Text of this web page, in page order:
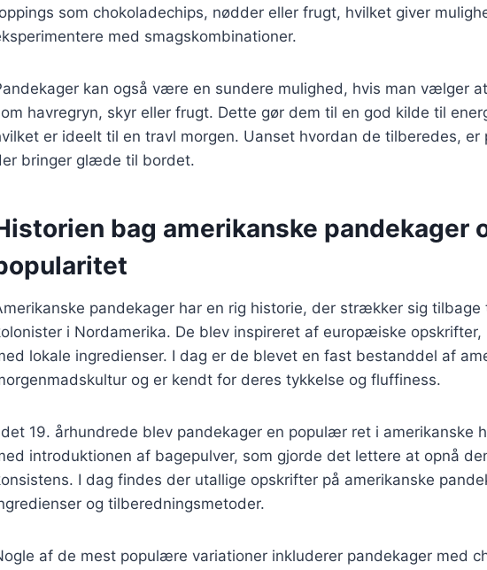
som chokoladechips, nødder eller frugt, hvilket giver
med smagskombinationer.
kan også være en sundere mulighed, hvis man vælger
havregryn, skyr eller frugt. Dette gør dem til en god kilde til
er ideelt til en travl morgen. Uanset hvordan de tilberedes, er
bringer glæde til bordet.
bag amerikanske pandekager
pandekager har en rig historie, der strækker sig tilbage
i Nordamerika. De blev inspireret af europæiske
lokale ingredienser. I dag er de blevet en fast bestanddel af
og er kendt for deres tykkelse og fluffiness.
19. århundrede blev pandekager en populær ret i amerikanske
introduktionen af bagepulver, som gjorde det lettere at opnå
I dag findes der utallige opskrifter på amerikanske
og tilberedningsmetoder.
af de mest populære variationer inkluderer pandekager med